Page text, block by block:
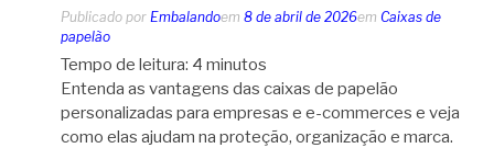
Publicado por Embalandoem 8 de abril de 2026em Caixas de
papelão
Tempo de leitura: 4 minutos
Entenda as vantagens das caixas de papelão
personalizadas para empresas e e-commerces e veja
como elas ajudam na proteção, organização e marca.